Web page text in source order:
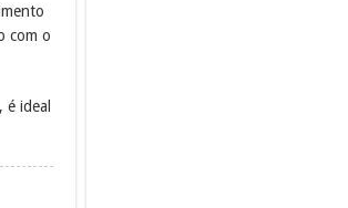
com o
é ideal